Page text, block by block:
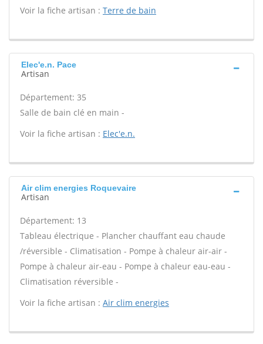
Voir la fiche artisan : Terre de bain
Elec'e.n. Pace
Artisan
Département: 35
Salle de bain clé en main -
Voir la fiche artisan : Elec'e.n.
Air clim energies Roquevaire
Artisan
Département: 13
Tableau électrique - Plancher chauffant eau chaude
/réversible - Climatisation - Pompe à chaleur air-air -
Pompe à chaleur air-eau - Pompe à chaleur eau-eau -
Climatisation réversible -
Voir la fiche artisan : Air clim energies